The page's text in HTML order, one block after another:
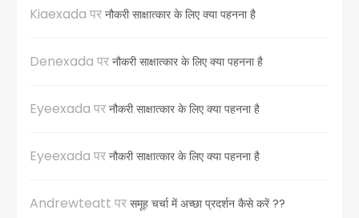
Kiaexada पर नौकरी साक्षात्कार के लिए क्या पहनना है
Denexada पर नौकरी साक्षात्कार के लिए क्या पहनना है
Eyeexada पर नौकरी साक्षात्कार के लिए क्या पहनना है
Eyeexada पर नौकरी साक्षात्कार के लिए क्या पहनना है
Andrewteatt पर समूह चर्चा में अच्छा प्रदर्शन कैसे करें ??